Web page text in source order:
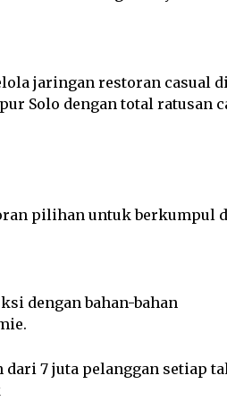
jaringan restoran casual
Solo dengan total ratusan
pilihan untuk berkumpul
dengan bahan-bahan
7 juta pelanggan setiap